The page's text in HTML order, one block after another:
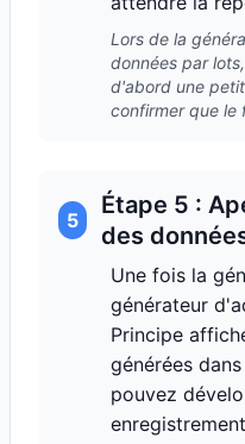
Lors de la
données par
d'abord une
confirmer que le
5
Étape 5 :
des
Une fois la
générateur
Principe
générées
pouvez